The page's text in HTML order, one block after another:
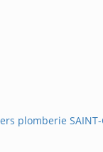
plomberie SAINT-